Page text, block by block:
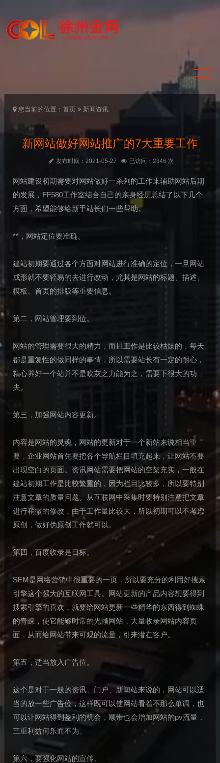
您当前的位置：首页 新闻资讯
新网站做好网站推广的7大重要工作
发布时间：2021-05-27 已访问：2346 次
网站建设初期需要对网站做好一系列的工作来辅助网站后期
的发展，FF580工作室结合自己的亲身经历总结了以下几个
方面，希望能够给新手站长们一些帮助。
**，网站定位要准确。
建站初期要通过各个方面对网站进行准确的定位，一旦网站
成形就不要轻易的去进行改动，尤其是网站的标题、描述、
模板、首页的排版等重要信息。
第二，网站管理要到位。
网站的管理需要很大的精力，而且工作是比较枯燥的，每天
都是重复性的做同样的事情，所以需要站长有一定的耐心，
精心养好一个站并不是吹灰之力能为之，需要下很大的功
夫。
第三，加强网站内容更新。
内容是网站的灵魂，网站的更新对于一个新站来说相当重
要，企业网站首先要把各个导航栏目填充起来，让网站不要
出现空白的页面。资讯网站需要把网站的空架充实，一般在
建站初期工作是比较繁重的，因为栏目比较多，所以要特别
注意文章的质量问题。从互联网中采集时要特别注意把文章
进行稍微的修改，由于工作量比较大，所以初期可以不考虑
原创，做好伪原创工作就可以。
第四，百度收录是目标。
SEM是网络营销中很重要的一页，所以要充分的利用好搜索
引擎这个强大的互联网工具。网站更新的产品内容想要得到
搜索引擎的喜欢，就要给网站更新一些精华的东西得到蜘蛛
的青睐，使它能够时常的光顾网站，大量收录网站内容页
面，从而给网站带来可观的流量，引来潜在客户。
第五，适当放入广告位。
这个是对于一般的资讯、门户、新闻站来说的，网站可以适
当的放一些广告位，这样既可以使网站看着不那么单调，也
可以让网站得到盈利的机会，顺带也会增加网站的pv流量，
三重利益何乐而不为。
第六，要强化网站的宣传。